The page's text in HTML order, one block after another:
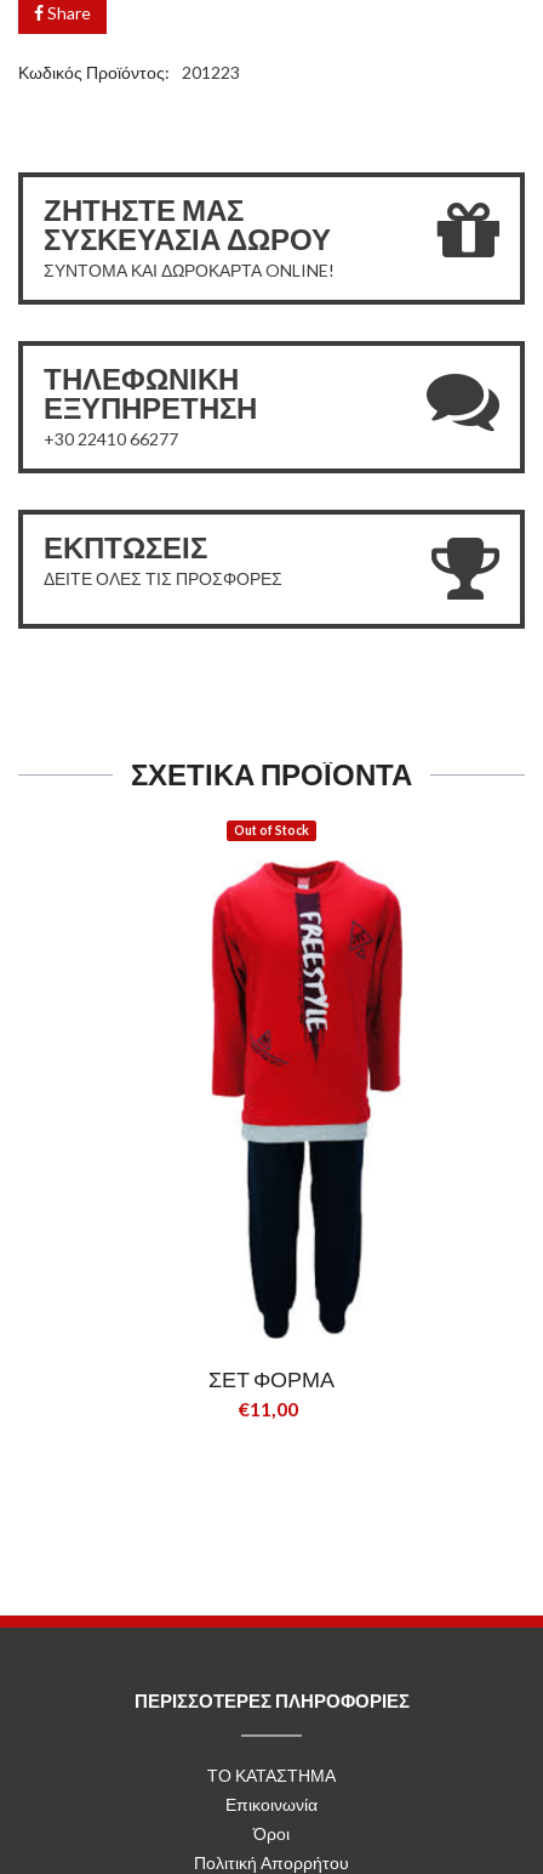
Share
Κωδικός Προϊόντος: 201223
ΖΗΤΗΣΤΕ ΜΑΣ
ΣΥΣΚΕΥΑΣΙΑ ΔΩΡΟΥ
ΣΥΝΤΟΜΑ ΚΑΙ ΔΩΡΟΚΑΡΤΑ ONLINE!
ΤΗΛΕΦΩΝΙΚΗ
ΕΞΥΠΗΡΕΤΗΣΗ
+30 22410 66277
ΕΚΠΤΩΣΕΙΣ
ΔΕΙΤΕ ΟΛΕΣ ΤΙΣ ΠΡΟΣΦΟΡΕΣ
ΣΧΕΤΙΚΑ ΠΡΟΪΟΝΤΑ
Out of Stock
ΣΕΤ ΦΟΡΜΑ
€11,00
ΠΕΡΙΣΣΟΤΕΡΕΣ ΠΛΗΡΟΦΟΡΙΕΣ
ΤΟ ΚΑΤΑΣΤΗΜΑ
Επικοινωνία
Όροι
Πολιτική Απορρήτου